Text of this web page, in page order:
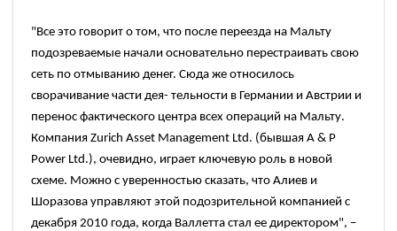
"Все это говорит о том, что после переезда на Мальту
подозреваемые начали основательно перестраивать свою
сеть по отмыванию денег. Сюда же относилось
сворачивание части дея- тельности в Германии и Австрии и
перенос фактического центра всех операций на Мальту.
Компания Zurich Asset Management Ltd. (бывшая A & P
Power Ltd.), очевидно, играет ключевую роль в новой
схеме. Можно с уверенностью сказать, что Алиев и
Шоразова управляют этой подозрительной компанией с
декабря 2010 года, когда Валлетта стал ее директором", –